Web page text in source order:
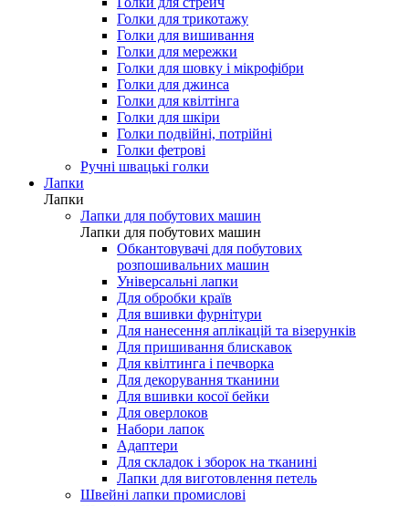
Голки для трикотажу
Голки для вишивання
Голки для мережки
Голки для шовку і мікрофібри
Голки для джинса
Голки для квілтінга
Голки для шкіри
Голки подвійні, потрійні
Голки фетрові
Ручні швацькі голки
Лапки
Лапки
Лапки для побутових машин
Лапки для побутових машин
Обкантовувачі для побутових
розпошивальних машин
Універсальні лапки
Для обробки країв
Для вшивки фурнітури
Для нанесення аплікацій та візерунків
Для пришивання блискавок
Для квілтинга і печворка
Для декорування тканини
Для вшивки косої бейки
Для оверлоков
Набори лапок
Адаптери
Для складок і зборок на тканині
Лапки для виготовлення петель
Швейні лапки промислові